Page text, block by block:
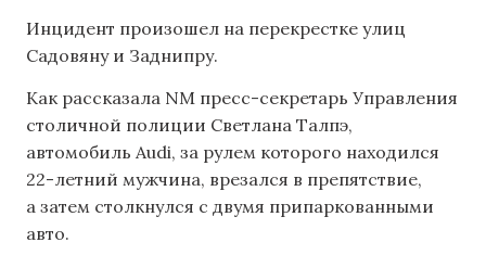
Инцидент произошел на перекрестке улиц
Садовяну и Заднипру.
Как рассказала NM пресс-секретарь Управления
столичной полиции Светлана Талпэ,
автомобиль Audi, за рулем которого находился
22-летний мужчина, врезался в препятствие,
а затем столкнулся с двумя припаркованными
авто.